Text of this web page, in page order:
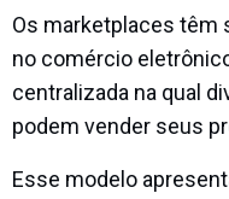
Os marketplaces têm
no comércio
centralizada na qual
podem vender seus
Esse modelo